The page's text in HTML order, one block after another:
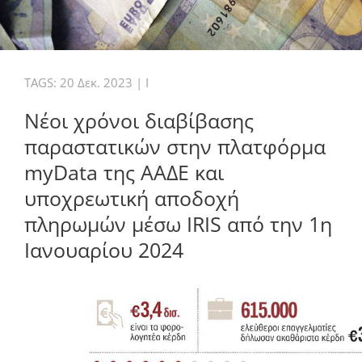
TAGS: 20 Δεκ. 2023 | I
Νέοι χρόνοι διαβίβασης
παραστατικών στην πλατφόρμα
myData της ΑΑΔΕ και
υποχρεωτική αποδοχή
πληρωμών μέσω IRIS από την 1η
Ιανουαρίου 2024